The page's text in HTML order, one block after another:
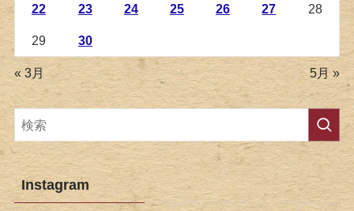
22 23 24 25 26 27 28
29 30
« 3月 5月 »
Instagram